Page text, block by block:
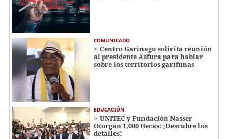
COMUNICADO
Centro Garinagu solicita reunión
al presidente Asfura para hablar
sobre los territorios garífunas
EDUCACIÓN
UNITEC y Fundación Nasser
Otorgan 1,000 Becas: ¡Descubre los
detalles!